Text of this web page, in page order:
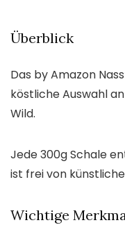
Überblick
Das by Amazon
köstliche Auswahl
Wild.
Jede 300g Schale
ist frei von
Wichtige